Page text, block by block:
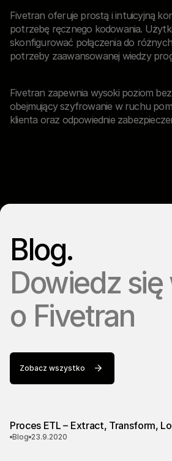
Fivetran oferuje prostą i intuicyjną
potrzebę ręcznego kodowania.
skonfigurować połączenia do
potrzeby zaawansowanej wiedzy
Fivetran zapewnia wysoki poziom
obejmujący szyfrowanie w ruchu
klienta oraz odpowiednie
Blog.
Dowiedz
o Fivetran
Zobacz wszystko
Proces ETL – Extract, Transform,
Blog 23.9.2020